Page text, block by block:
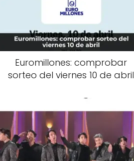
Euromillones: comprobar
sorteo del viernes 10 de abril